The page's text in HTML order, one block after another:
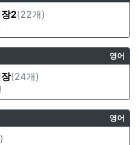
2(22개)
영어
(24개)
영어